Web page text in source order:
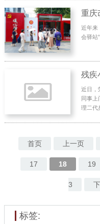
近年来
会驿站
近日，
同事上
理二代
首页 上一页
17 18 19
3
标签: